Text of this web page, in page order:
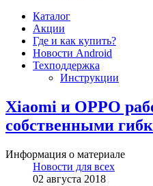
Каталог
Акции
Где и как купить?
Новости Android
Техподдержка
Инструкции
Xiaomi и OPPO
собственными
Информация о материале
Новости для всех
02 августа 2018